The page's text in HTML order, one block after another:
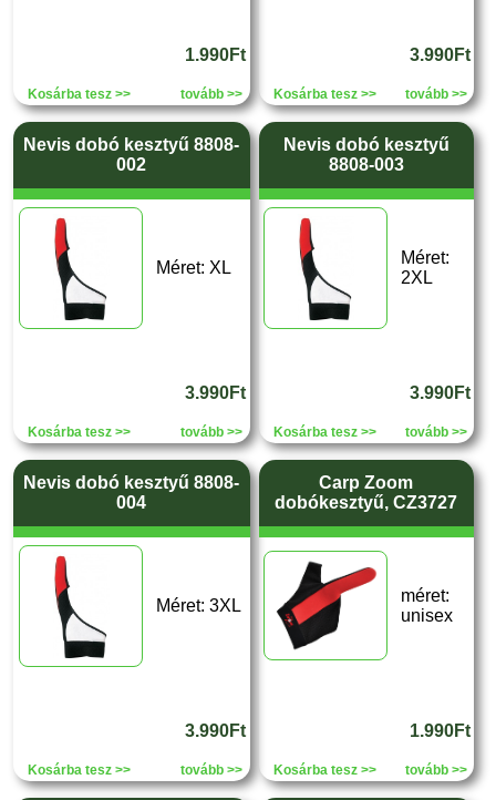
1.990Ft
Kosárba tesz >> tovább >>
3.990Ft
Kosárba tesz >> tovább >>
Nevis dobó kesztyű 8808-
002
Méret: XL
3.990Ft
Kosárba tesz >> tovább >>
Nevis dobó kesztyű
8808-003
Méret:
2XL
3.990Ft
Kosárba tesz >> tovább >>
Nevis dobó kesztyű 8808-
004
Méret: 3XL
3.990Ft
Kosárba tesz >> tovább >>
Carp Zoom
dobókesztyű, CZ3727
méret:
unisex
1.990Ft
Kosárba tesz >> tovább >>